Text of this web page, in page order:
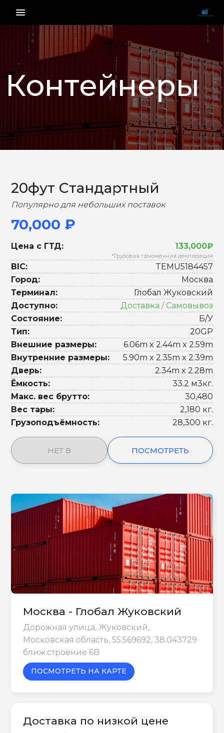
menu_vert
Контейнеры
НАЗАД ВПЕРЕД
20фут Стандартный
Популярно для небольших поставок
70,000 ₽
Цена с ГТД: 133,000₽
*Грузовая таможенная декларация
BIC:
TEMU5184457
Город:
Москва
Терминал:
Глобал Жуковский
Доступно:
Доставка / Самовывоз
Состояние:
Б/У
Тип:
20GP
Внешние размеры:
6.06m x 2.44m x 2.59m
Внутренние размеры:
5.90m x 2.35m x 2.39m
Дверь:
2.34m x 2.28m
Ёмкость:
33.2 м3кг.
Макс. вес брутто:
30,480
Вес тары:
2,180 кг.
Грузоподъёмность:
28,300 кг.
НЕТ В ПОСМОТРЕТЬ
Москва - Глобал Жуковский
Дорожная улица, Жуковский,
Московская область, 55.569692, 38.043729
ближ.строение 6B
ПОСМОТРЕТЬ НА КАРТЕ
Доставка по низкой цене